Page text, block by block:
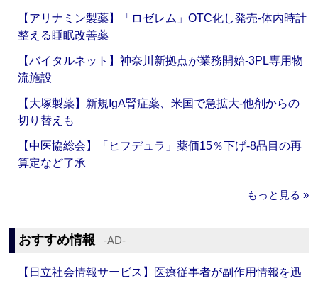
【アリナミン製薬】「ロゼレム」OTC化し発売‐体内時計
整える睡眠改善薬
【バイタルネット】神奈川新拠点が業務開始‐3PL専用物
流施設
【大塚製薬】新規IgA腎症薬、米国で急拡大‐他剤からの
切り替えも
【中医協総会】「ヒフデュラ」薬価15％下げ‐8品目の再
算定など了承
もっと見る »
おすすめ情報 ‐AD‐
【日立社会情報サービス】医療従事者が副作用情報を迅